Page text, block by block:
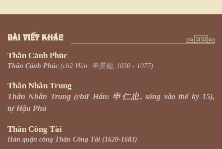
BÀI VIẾT KHÁC
Thân Cảnh Phúc
Thân Cảnh Phúc (chữ Hán: 申景福, 1030 - 1077)
Thân Nhân Trung
Thân Nhân Trung (chữ Hán: 申仁忠, sống vào thế kỷ 15),
tự Hậu Phủ
Thân Công Tài
Hán quận công Thân Công Tài (1620-1683)